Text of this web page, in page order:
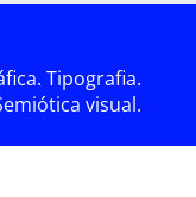
Tipografia.
visual.